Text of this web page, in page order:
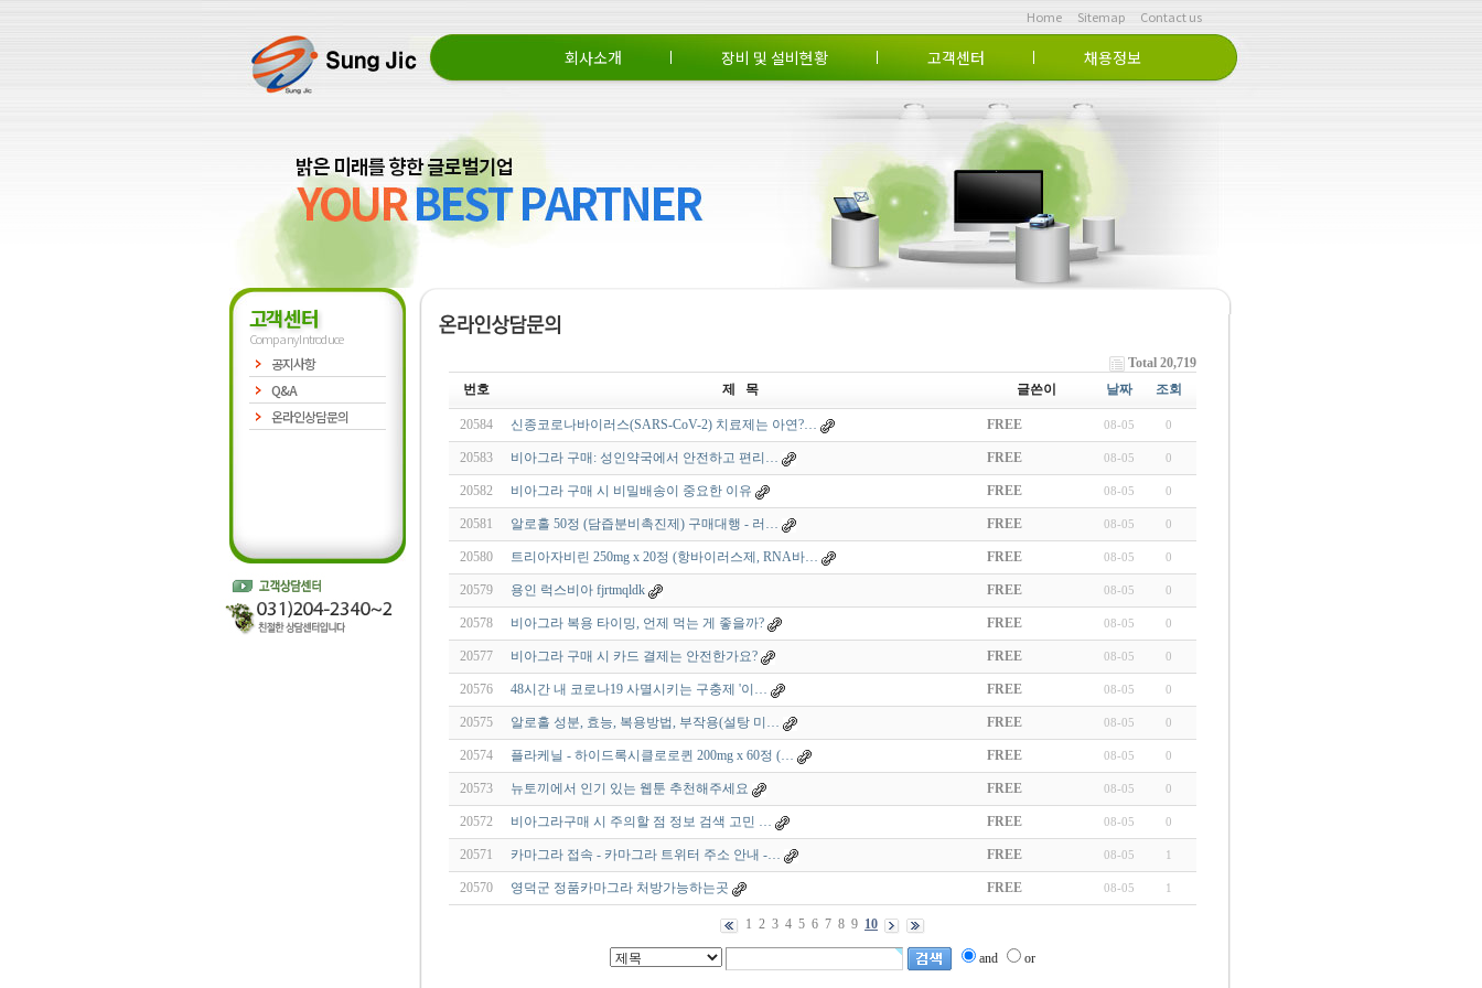
Home Sitemap Contact us
회사소개
특허 및 인증
장비 및 설비현황 고객센터
공지사항 온라인상담문의
채용정보
인재상
고객센터
Company Introduce
공지사항
Q&A
온라인상담문의
Total 20,719
번호
제 목 글쓴이 날짜 조회
20584 신종코로나바이러스(SARS-CoV-2) 치료제는 아연?… FREE 08-05 0
20583 비아그라 구매: 성인약국에서 안전하고 편리… FREE 08-05 0
20582 비아그라 구매 시 비밀배송이 중요한 이유 FREE 08-05 0
20581 알로홀 50정 (담즙분비촉진제) 구매대행 - 러… FREE 08-05 0
20580 트리아자비린 250mg x 20정 (항바이러스제, RNA바… FREE 08-05 0
20579 용인 럭스비아 fjrtmqldk FREE 08-05 0
20578 비아그라 복용 타이밍, 언제 먹는 게 좋을까? FREE 08-05 0
20577 비아그라 구매 시 카드 결제는 안전한가요? FREE 08-05 0
20576 48시간 내 코로나19 사멸시키는 구충제 '이… FREE 08-05 0
20575 알로홀 성분, 효능, 복용방법, 부작용(설탕 미… FREE 08-05 0
20574 플라케닐 - 하이드록시클로로퀸 200mg x 60정 (… FREE 08-05 0
20573 뉴토끼에서 인기 있는 웹툰 추천해주세요 FREE 08-05 0
20572 비아그라구매 시 주의할 점 정보 검색 고민 … FREE 08-05 0
20571 카마그라 접속 - 카마그라 트위터 주소 안내 -… FREE 08-05 1
20570 영덕군 정품카마그라 처방가능하는곳 FREE 08-05 1
1 2 3 4 5 6 7 8 9 10
and or